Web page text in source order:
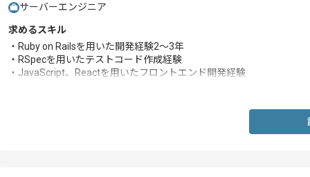
サーバーエンジニア
求めるスキル
・Ruby on Railsを用いた開発経験2～3年
・RSpecを用いたテストコード作成経験
・JavaScript、Reactを用いたフロントエンド開発経験